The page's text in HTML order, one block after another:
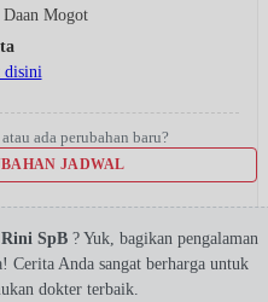
Mogot
disini
ada perubahan baru?
JADWAL
SpB ? Yuk, bagikan pengalaman
Cerita Anda sangat berharga untuk
dokter terbaik.